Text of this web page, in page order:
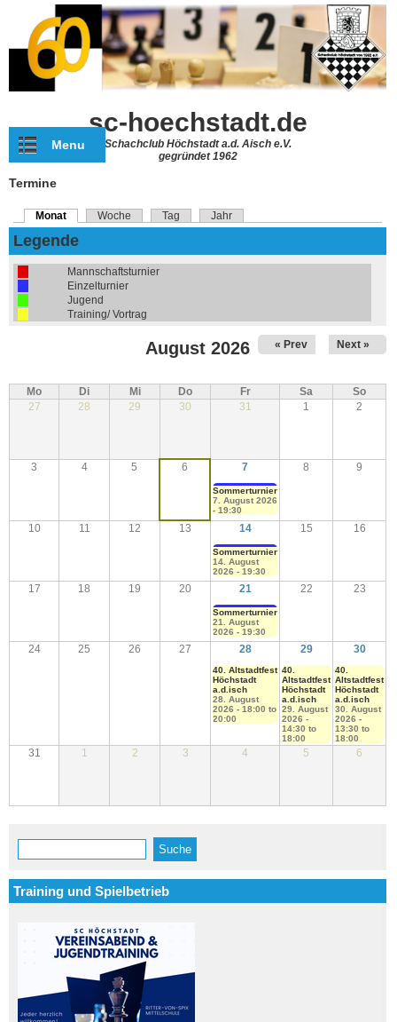
Direkt zum Inhalt
sc-hoechstadt.de
Schachclub Höchstadt a.d. Aisch e.V.
gegründet 1962
Menu
Termine
Haupt-Reiter
Monat (aktiver Reiter)
Woche Tag Jahr
Legende
Mannschaftsturnier
Einzelturnier
Jugend
Training/ Vortrag
August 2026 « Prev Next »
Mo Di Mi Do Fr Sa
So
27
28 29 30 31 1 2
3 4 5 6 7 8 9
Sommerturnier
7. August 2026
- 19:30
10 11 12 13 14 15 16
Sommerturnier
14. August
2026 - 19:30
17 18 19 20 21 22 23
Sommerturnier
21. August
2026 - 19:30
24 25 26 27 28 29 30
40. Altstadtfest
Höchstadt
a.d.isch
28. August
2026 - 18:00 to
20:00
40.
Altstadtfest
Höchstadt
a.d.isch
29. August
2026 -
14:30 to
18:00
40.
Altstadtfest
Höchstadt
a.d.isch
30. August
2026 -
13:30 to
18:00
31 1 2 3 4 5 6
Suchformular
Suche
Training und Spielbetrieb